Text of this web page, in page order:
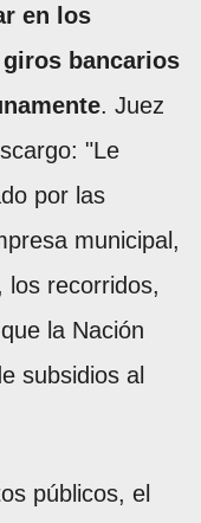
en los
bancarios
. Juez
"Le
por las
municipal,
los recorridos,
la Nación
subsidios al
públicos, el